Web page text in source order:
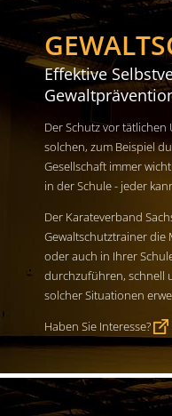
Effektive
Der Schutz vor
solchen, zum Beispiel
Gesellschaft immer
in der Schule - jeder
Der Karateverband
Gewaltschutztrainer die
oder auch in Ihrer
durchzuführen, schnell
solcher Situationen
Haben Sie Interesse?